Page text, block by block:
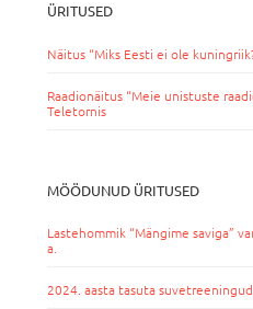
ÜRITUSED
Näitus “Miks Eesti ei ole
Raadionäitus “Meie unistuste
Teletornis
MÖÖDUNUD ÜRITUSED
Lastehommik “Mängime saviga”
a.
2024. aasta tasuta